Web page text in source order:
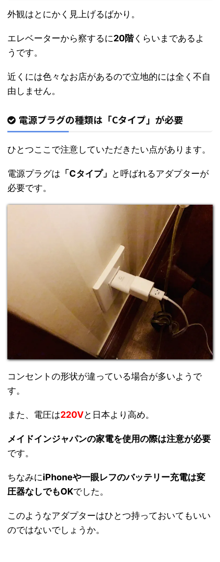
外観はとにかく見上げるばかり。
エレベーターから察するに20階くらいまであるよ
うです。
近くには色々なお店があるので立地的には全く不自
由しません。
電源プラグの種類は「Cタイプ」が必要
ひとつここで注意していただきたい点があります。
電源プラグは 「Cタイプ」
と呼ばれるアダプターが
必要です。
コンセントの形状が違っている場合が多いようで
す。
また、電圧は220Vと日本より高め。
メイドインジャパンの家電を使用の際は注意が必要
です。
ちなみにiPhoneや一眼レフのバッテリー充電は変
圧器なしでもOKでした。
このようなアダプターはひとつ持っておいてもいい
のではないでしょうか。